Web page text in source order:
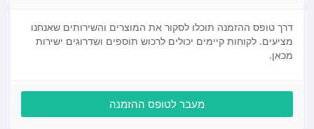
דרך טופס ההזמנה תוכלו לסקור את המוצרים והשירותים שאנחנו
מציעים. לקוחות קיימים יכולים לרכוש תוספים ושדרוגים ישירות
מכאן.
מעבר לטופס ההזמנה